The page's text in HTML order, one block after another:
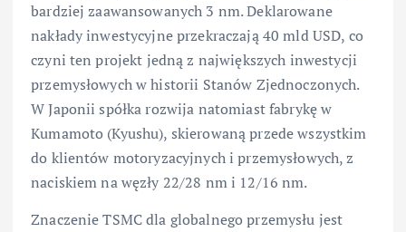
bardziej zaawansowanych 3 nm. Deklarowane
nakłady inwestycyjne przekraczają 40 mld USD, co
czyni ten projekt jedną z największych inwestycji
przemysłowych w historii Stanów Zjednoczonych.
W Japonii spółka rozwija natomiast fabrykę w
Kumamoto (Kyushu), skierowaną przede wszystkim
do klientów motoryzacyjnych i przemysłowych, z
naciskiem na węzły 22/28 nm i 12/16 nm.
Znaczenie TSMC dla globalnego przemysłu jest